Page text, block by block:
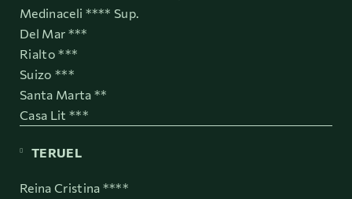
Medinaceli **** Sup.
Del Mar ***
Rialto ***
Suizo ***
Santa Marta **
Casa Lit ***
TERUEL
Reina Cristina ****